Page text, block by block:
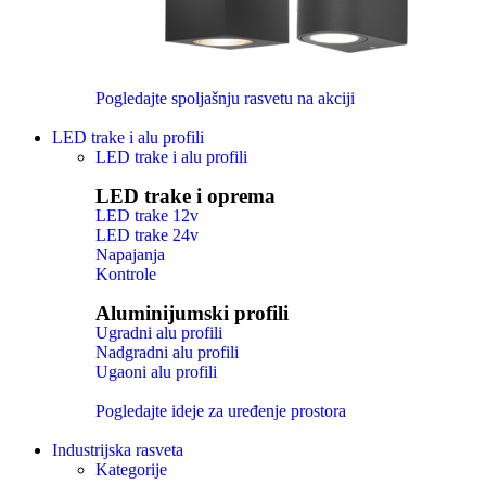
Pogledajte spoljašnju rasvetu na akciji
LED trake i alu profili
LED trake i alu profili
LED trake i oprema
LED trake 12v
LED trake 24v
Napajanja
Kontrole
Aluminijumski profili
Ugradni alu profili
Nadgradni alu profili
Ugaoni alu profili
Pogledajte ideje za uređenje prostora
Industrijska rasveta
Kategorije